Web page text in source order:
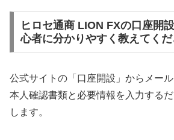
ヒロセ通商 LION FXの口座開
心者に分かりやすく教えてく
公式サイトの「口座開設」からメール
本人確認書類と必要情報を入力する
します。